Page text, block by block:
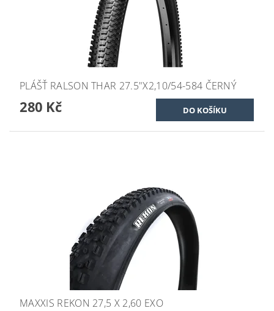
PLÁŠŤ RALSON THAR 27.5"X2,10/54-584 ČERNÝ
280 Kč
MAXXIS REKON 27,5 X 2,60 EXO